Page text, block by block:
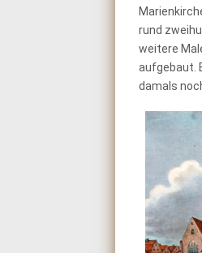
rund
weitere
aufgebaut.
damals